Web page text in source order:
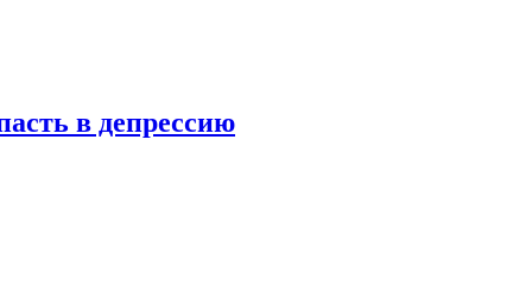
в депрессию